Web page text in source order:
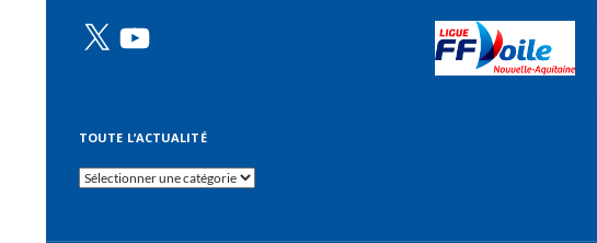
X YouTube
TOUTE L’ACTUALITÉ
Toute